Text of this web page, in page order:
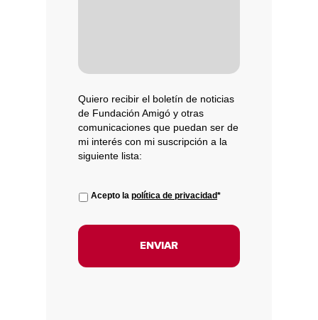
Quiero recibir el boletín de noticias
de Fundación Amigó y otras
comunicaciones que puedan ser de
mi interés con mi suscripción a la
siguiente lista:
Acepto la política de privacidad*